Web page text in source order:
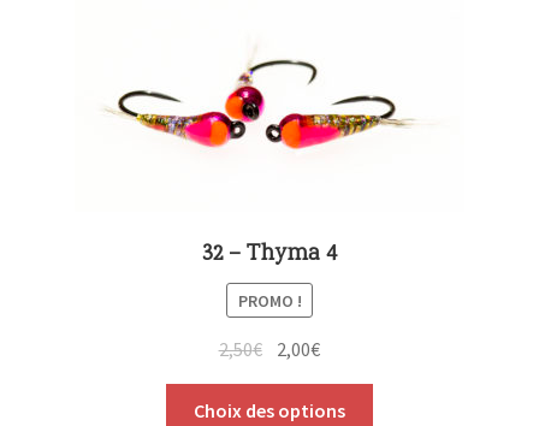
32 – Thyma 4
PROMO !
2,50€ 2,00€
Choix des options